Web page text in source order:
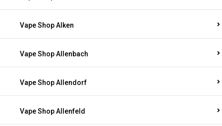
Vape Shop Alken
Vape Shop Allenbach
Vape Shop Allendorf
Vape Shop Allenfeld